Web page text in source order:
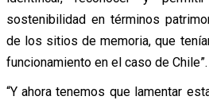
sostenibilidad en términos
de los sitios de memoria, que
funcionamiento en el caso de Chile”.
“Y ahora tenemos que lamentar